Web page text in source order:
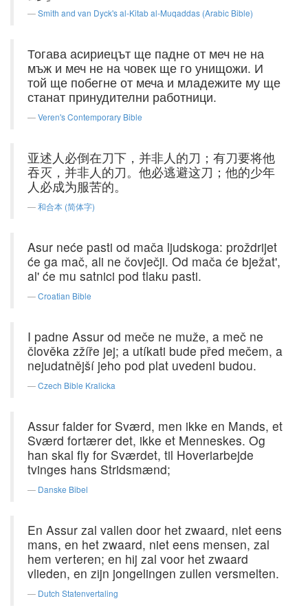
Smith and van Dyck's al-Kitab al-Muqaddas (Arabic Bible)
Тогава асириецът ще падне от меч не на
мъж и меч не на човек ще го унищожи. И
той ще побегне от меча и младежите му ще
станат принудителни работници.
Veren's Contemporary Bible
亚述人必倒在刀下，并非人的刀；有刀要将他
吞灭，并非人的刀。他必逃避这刀；他的少年
人必成为服苦的。
和合本 (简体字)
Asur neće pasti od mača ljudskoga: proždrijet
će ga mač, ali ne čovječji. Od mača će bježat',
al' će mu satnici pod tlaku pasti.
Croatian Bible
I padne Assur od meče ne muže, a meč ne
člověka zžíře jej; a utíkati bude před mečem, a
nejudatnější jeho pod plat uvedeni budou.
Czech Bible Kralicka
Assur falder for Sværd, men ikke en Mands, et
Sværd fortærer det, ikke et Menneskes. Og
han skal fly for Sværdet, til Hoveriarbejde
tvinges hans Stridsmænd;
Danske Bibel
En Assur zal vallen door het zwaard, niet eens
mans, en het zwaard, niet eens mensen, zal
hem verteren; en hij zal voor het zwaard
vlieden, en zijn jongelingen zullen versmelten.
Dutch Statenvertaling